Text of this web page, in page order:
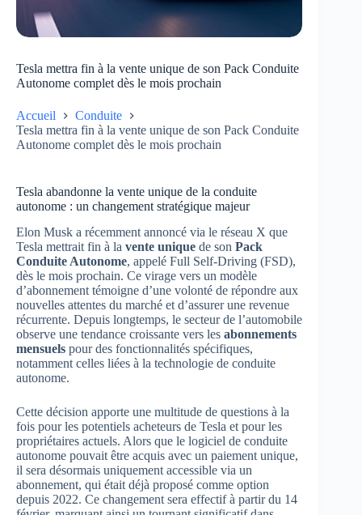
Tesla mettra fin à la vente unique de son Pack Conduite
Autonome complet dès le mois prochain
Accueil
Conduite
Tesla mettra fin à la vente unique de son Pack Conduite
Autonome complet dès le mois prochain
Tesla abandonne la vente unique de la conduite
autonome : un changement stratégique majeur
Elon Musk a récemment annoncé via le réseau X que
Tesla mettrait fin à la vente unique de son Pack
Conduite Autonome, appelé Full Self-Driving (FSD),
dès le mois prochain. Ce virage vers un modèle
d’abonnement témoigne d’une volonté de répondre aux
nouvelles attentes du marché et d’assurer une revenue
récurrente. Depuis longtemps, le secteur de l’automobile
observe une tendance croissante vers les abonnements
mensuels pour des fonctionnalités spécifiques,
notamment celles liées à la technologie de conduite
autonome.
Cette décision apporte une multitude de questions à la
fois pour les potentiels acheteurs de Tesla et pour les
propriétaires actuels. Alors que le logiciel de conduite
autonome pouvait être acquis avec un paiement unique,
il sera désormais uniquement accessible via un
abonnement, qui était déjà proposé comme option
depuis 2022. Ce changement sera effectif à partir du 14